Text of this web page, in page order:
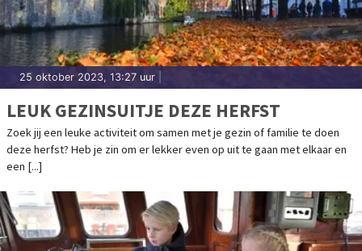
25 oktober 2023, 13:27 uur
LEUK GEZINSUITJE DEZE HERFST
Zoek jij een leuke activiteit om samen met je gezin of familie te doen
deze herfst? Heb je zin om er lekker even op uit te gaan met elkaar en
een [...]